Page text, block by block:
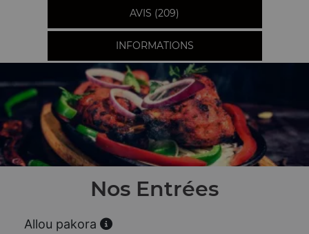
AVIS (209)
INFORMATIONS
Nos Entrées
Allou pakora